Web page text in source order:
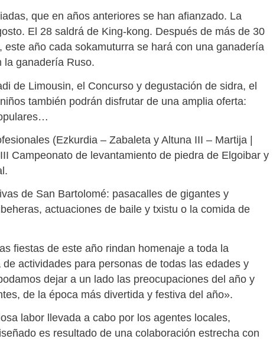
que en años anteriores se han afianzado. La
El 28 saldrá de King-kong. Después de más de 30
año cada sokamuturra se hará con una ganadería
la ganadería Ruso.
de Limousin, el Concurso y degustación de sidra, el
también podrán disfrutar de una amplia oferta:
(Ezkurdia – Zabaleta y Altuna III – Martija |
Campeonato de levantamiento de piedra de Elgoibar y
de San Bartolomé: pasacalles de gigantes y
actuaciones de baile y txistu o la comida de
fiestas de este año rindan homenaje a toda la
actividades para personas de todas las edades y
dejar a un lado las preocupaciones del año y
de la época más divertida y festiva del año».
labor llevada a cabo por los agentes locales,
es resultado de una colaboración estrecha con